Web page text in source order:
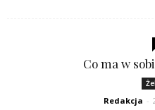
Co ma w
Redakcja -